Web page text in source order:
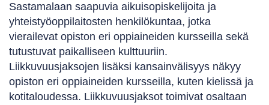
Sastamalaan saapuvia aikuisopiskelijoita ja
yhteistyöoppilaitosten henkilökuntaa, jotka
vierailevat opiston eri oppiaineiden kursseilla sekä
tutustuvat paikalliseen kulttuuriin.
Liikkuvuusjaksojen lisäksi kansainvälisyys näkyy
opiston eri oppiaineiden kursseilla, kuten kielissä ja
kotitaloudessa. Liikkuvuusjaksot toimivat osaltaan